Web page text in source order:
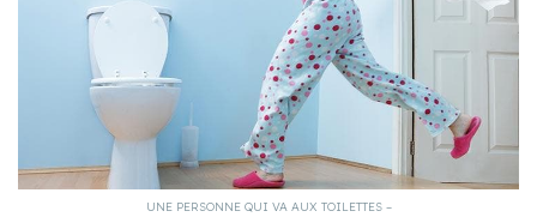
UNE PERSONNE QUI VA AUX TOILETTES –